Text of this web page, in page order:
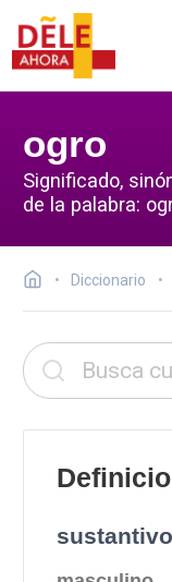
ogro
Significado,
de la palabra:
Diccionario
sustantivo